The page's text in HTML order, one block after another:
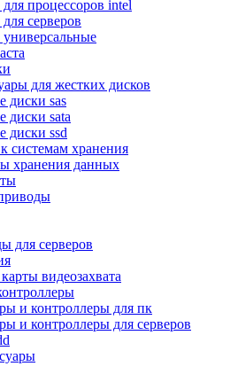
питания, батарейки
боксы, стойки для дисков
очки
и опции для ноутбуков
для ноутбуков
и зарядные устройства
станции, порт репликаторы
информации
жесткие диски
памяти
носители
Blu-ray
Cd-r
Cd-rw
Dvd-r
Dvdrw
процессоров intel
серверов
для жестких дисков
диски sas
диски sata
диски ssd
системам хранения
хранения данных
для серверов
видеозахвата
и контроллеры для пк
и контроллеры для серверов